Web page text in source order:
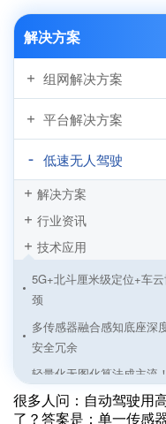
解决方案
组网解决方案
平台解决方案
低速无人驾驶
解决方案
行业资讯
技术应用
5G+北斗厘米级定位+车
颈
多传感器融合感知底座深
安全冗余
轻量化无图化算法成主流
痛点
很多人问：自动驾驶用
了？答案是：单一传感